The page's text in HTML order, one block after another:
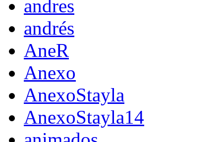
andres
andrés
AneR
Anexo
AnexoStayla
AnexoStayla14